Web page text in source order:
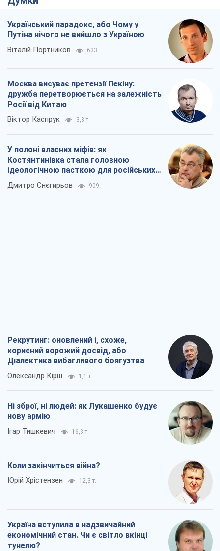
Український парадокс, або Чому у
Путіна нічого не вийшло з Україною
Віталій Портников 633
Москва висуває претензії Пекіну:
дружба перетворюється на залежність
Росії від Китаю
Віктор Каспрук 3,3 т.
У полоні власних міфів: як
Костянтинівка стала головною
ідеологічною пасткою для російських
окупантів
Дмитро Снєгирьов 909
Рекрутинг: оновлений і, схоже,
корисний ворожий досвід, або
Діалектика вибагливого боягузтва
Олександр Кірш 1,1 т.
Ні зброї, ні людей: як Лукашенко будує
нову армію
Ігар Тишкевич 16,3 т.
Коли закінчиться війна?
Юрій Хрістензен 12,3 т.
Україна вступила в надзвичайний
економічний стан. Чи є світло вкінці
тунелю?